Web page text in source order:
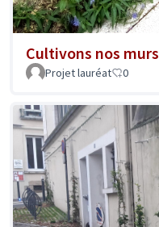
Cultivons nos murs
Projet lauréat 0